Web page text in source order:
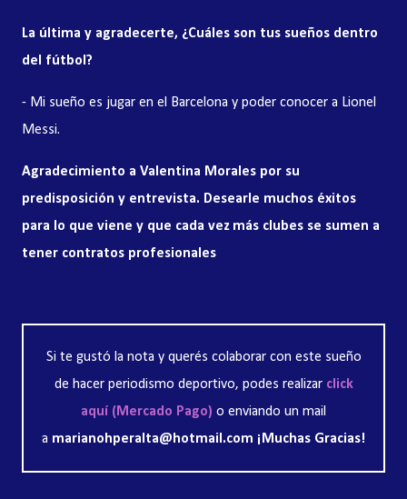
La última y agradecerte, ¿Cuáles son tus sueños dentro
del fútbol?
- Mi sueño es jugar en el Barcelona y poder conocer a Lionel
Messi.
Agradecimiento a Valentina Morales por su
predisposición y entrevista. Desearle muchos éxitos
para lo que viene y que cada vez más clubes se sumen a
tener contratos profesionales
Si te gustó la nota y querés colaborar con este sueño
de hacer periodismo deportivo, podes realizar click
aquí (Mercado Pago) o enviando un mail
a marianohperalta@hotmail.com ¡Muchas Gracias!